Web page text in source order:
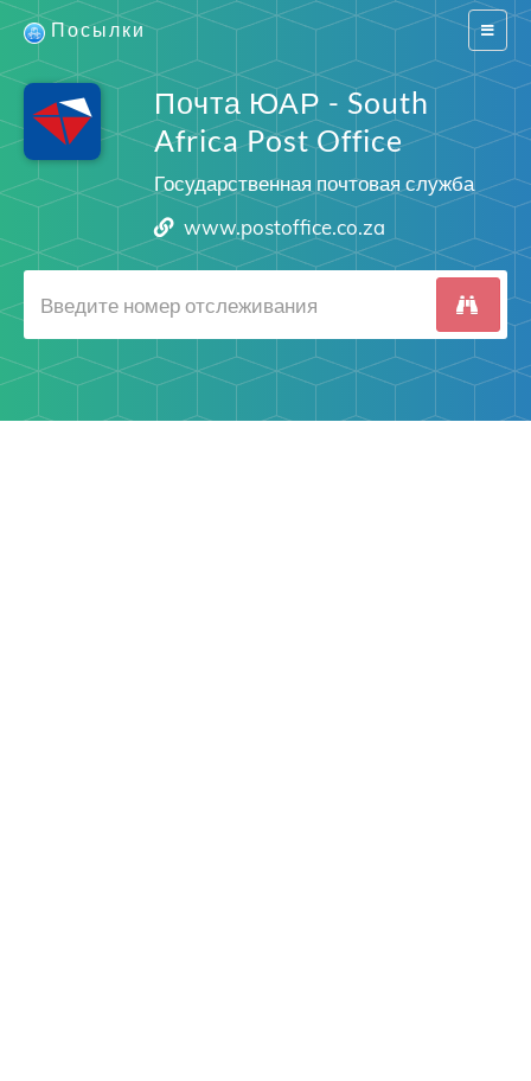
Switch
Посылки
Почта ЮАР - South
Africa Post Office
Государственная почтовая служба
www.postoffice.co.za